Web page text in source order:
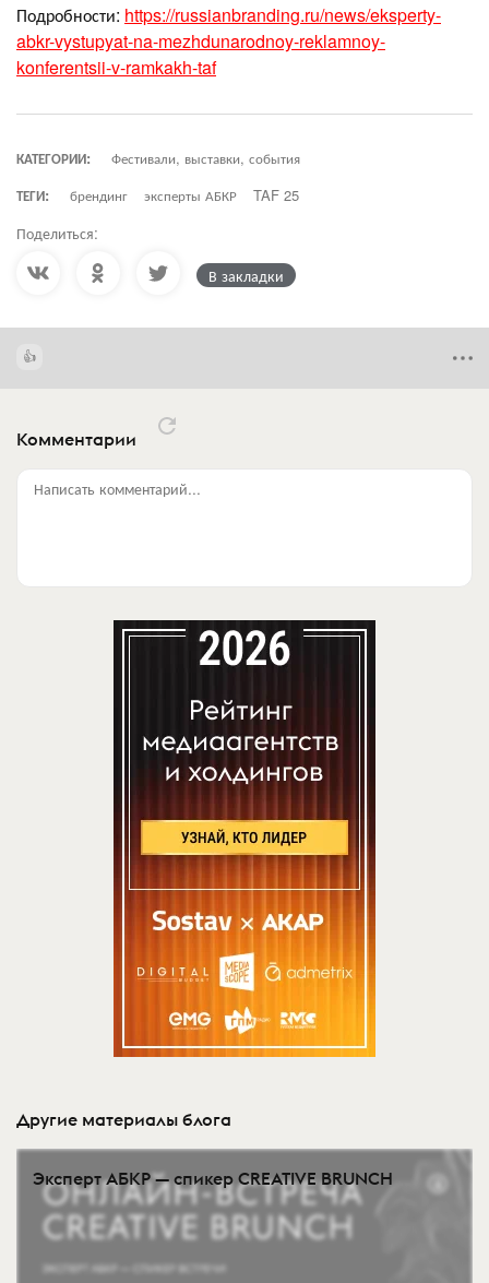
Подробности: https://russianbranding.ru/news/eksperty-
abkr-vystupyat-na-mezhdunarodnoy-reklamnoy-
konferentsii-v-ramkakh-taf
КАТЕГОРИИ:
Фестивали, выставки, события
ТЕГИ:
брендинг эксперты АБКР TAF 25
Поделиться:
В закладки
Комментарии
Написать комментарий...
Другие материалы блога
Эксперт АБКР — спикер CREATIVE BRUNCH